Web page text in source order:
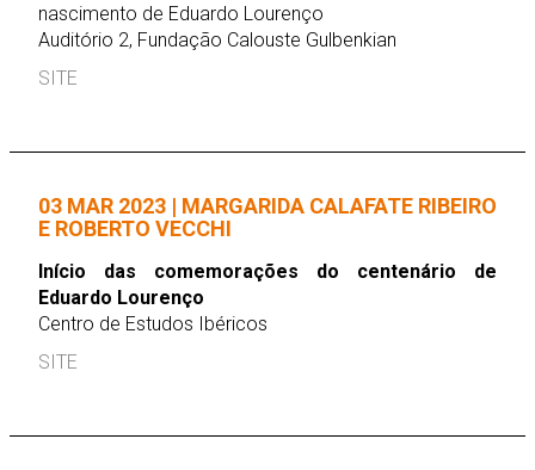
nascimento de Eduardo Lourenço
Auditório 2, Fundação Calouste Gulbenkian
SITE
03 MAR 2023 | MARGARIDA CALAFATE RIBEIRO
E ROBERTO VECCHI
Início das comemorações do centenário de
Eduardo Lourenço
Centro de Estudos Ibéricos
SITE